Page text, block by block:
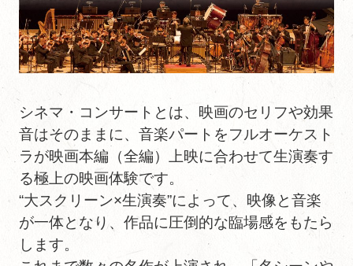
シネマ・コンサートとは、映画のセリフや効果
音はそのままに、音楽パートをフルオーケスト
ラが映画本編（全編）上映に合わせて生演奏す
る極上の映画体験です。
“大スクリーン×生演奏”によって、映像と音楽
が一体となり、作品に圧倒的な臨場感をもたら
します。